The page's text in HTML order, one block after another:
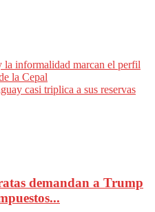
la informalidad marcan el perfil
la Cepal
casi triplica a sus reservas
demandan a Trump